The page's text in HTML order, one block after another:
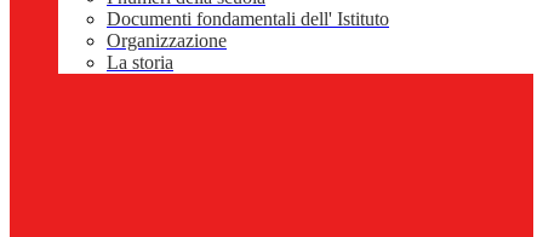
Documenti fondamentali dell' Istituto
Organizzazione
La storia